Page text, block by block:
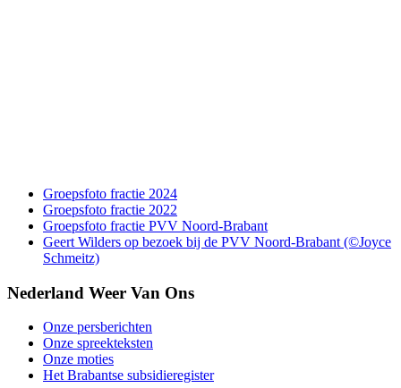
Groepsfoto fractie 2024
Groepsfoto fractie 2022
Groepsfoto fractie PVV Noord-Brabant
Geert Wilders op bezoek bij de PVV Noord-Brabant (©Joyce
Schmeitz)
Nederland Weer Van Ons
Onze persberichten
Onze spreekteksten
Onze moties
Het Brabantse subsidieregister